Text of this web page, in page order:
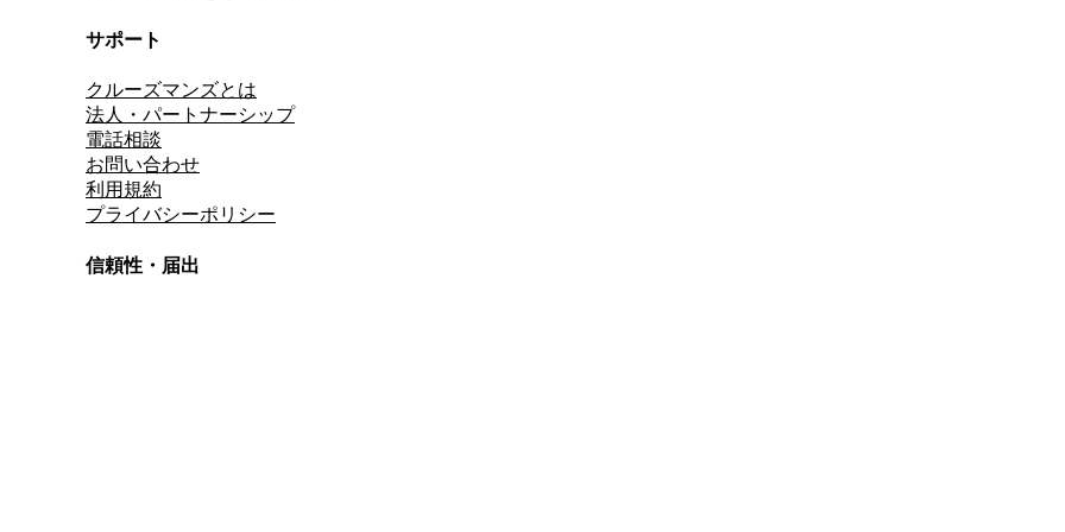
サポート
クルーズマンズとは
法人・パートナーシップ
電話相談
お問い合わせ
利用規約
プライバシーポリシー
信頼性・届出